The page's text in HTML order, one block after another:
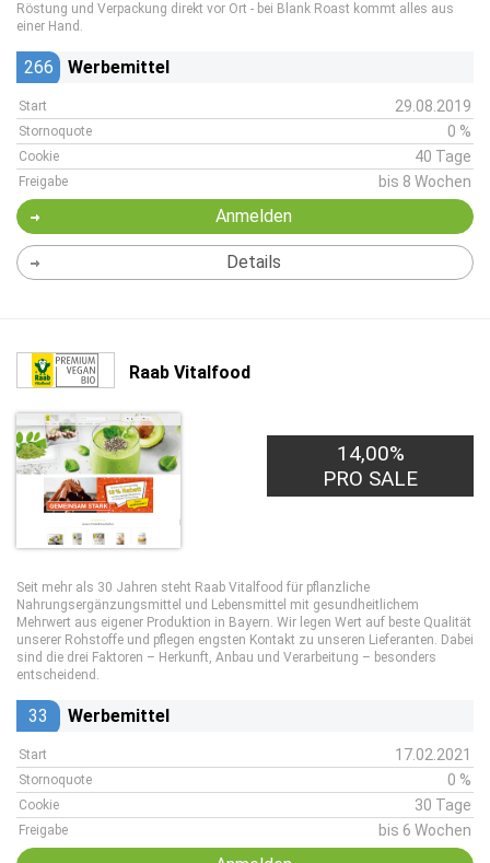
Röstung und Verpackung direkt vor Ort - bei Blank Roast kommt alles aus
einer Hand.
266 Werbemittel
Start 29.08.2019
Stornoquote 0 %
Cookie 40 Tage
Freigabe bis 8 Wochen
Anmelden
Details
Raab Vitalfood
14,00%
PRO SALE
Seit mehr als 30 Jahren steht Raab Vitalfood für pflanzliche
Nahrungsergänzungsmittel und Lebensmittel mit gesundheitlichem
Mehrwert aus eigener Produktion in Bayern. Wir legen Wert auf beste Qualität
unserer Rohstoffe und pflegen engsten Kontakt zu unseren Lieferanten. Dabei
sind die drei Faktoren – Herkunft, Anbau und Verarbeitung – besonders
entscheidend.
33 Werbemittel
Start 17.02.2021
Stornoquote 0 %
Cookie 30 Tage
Freigabe bis 6 Wochen